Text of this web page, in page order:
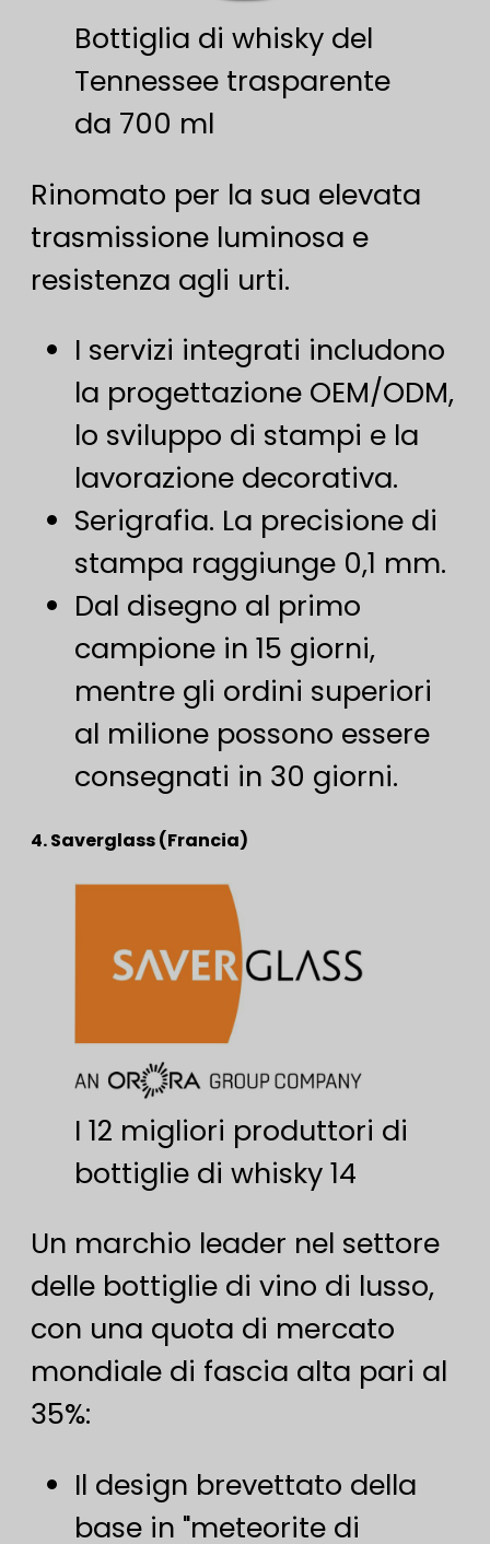
Bottiglia di whisky del
Tennessee trasparente
da 700 ml
Rinomato per la sua elevata
trasmissione luminosa e
resistenza agli urti.
I servizi integrati includono
la progettazione OEM/ODM,
lo sviluppo di stampi e la
lavorazione decorativa.
Serigrafia. La precisione di
stampa raggiunge 0,1 mm.
Dal disegno al primo
campione in 15 giorni,
mentre gli ordini superiori
al milione possono essere
consegnati in 30 giorni.
4. Saverglass (Francia)
I 12 migliori produttori di
bottiglie di whisky 14
Un marchio leader nel settore
delle bottiglie di vino di lusso,
con una quota di mercato
mondiale di fascia alta pari al
35%:
Il design brevettato della
base in "meteorite di